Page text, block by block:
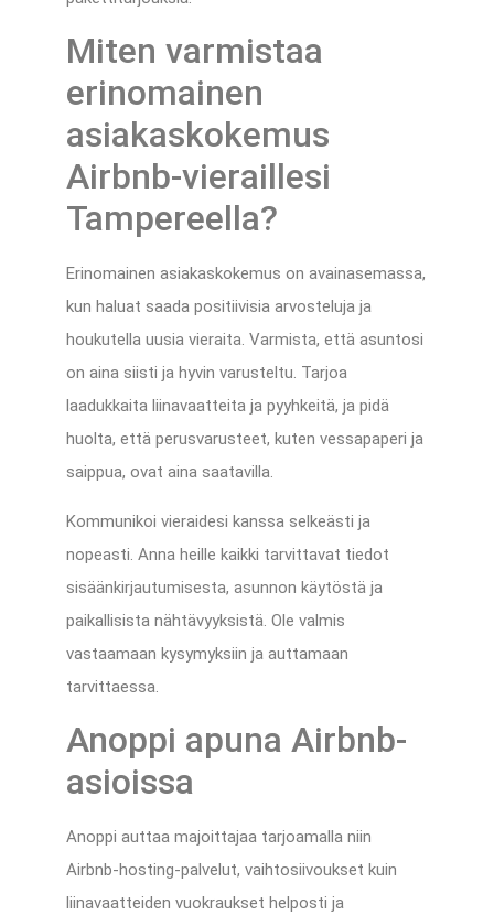
Miten varmistaa
erinomainen
asiakaskokemus
Airbnb-vieraillesi
Tampereella?
Erinomainen asiakaskokemus on avainasemassa,
kun haluat saada positiivisia arvosteluja ja
houkutella uusia vieraita. Varmista, että asuntosi
on aina siisti ja hyvin varusteltu. Tarjoa
laadukkaita liinavaatteita ja pyyhkeitä, ja pidä
huolta, että perusvarusteet, kuten vessapaperi ja
saippua, ovat aina saatavilla.
Kommunikoi vieraidesi kanssa selkeästi ja
nopeasti. Anna heille kaikki tarvittavat tiedot
sisäänkirjautumisesta, asunnon käytöstä ja
paikallisista nähtävyyksistä. Ole valmis
vastaamaan kysymyksiin ja auttamaan
tarvittaessa.
Anoppi apuna Airbnb-
asioissa
Anoppi auttaa majoittajaa tarjoamalla niin
Airbnb-hosting-palvelut, vaihtosiivoukset kuin
liinavaatteiden vuokraukset helposti ja